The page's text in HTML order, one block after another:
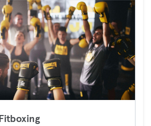
Fitboxing